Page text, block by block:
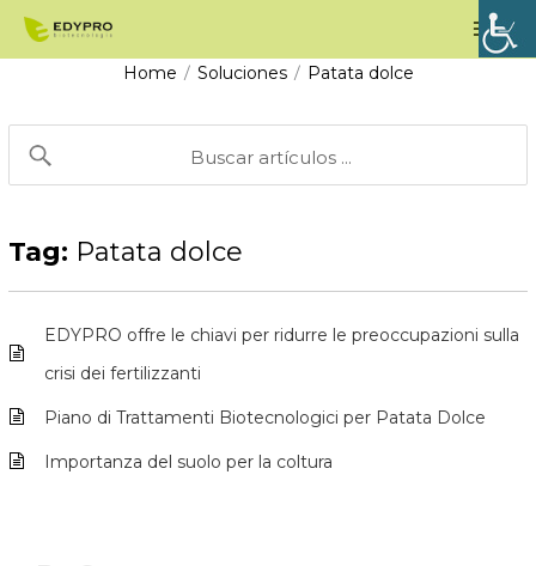
Home / Soluciones / Patata dolce
Tag: Patata dolce
EDYPRO offre le chiavi per ridurre le preoccupazioni sulla
crisi dei fertilizzanti
Piano di Trattamenti Biotecnologici per Patata Dolce
Importanza del suolo per la coltura